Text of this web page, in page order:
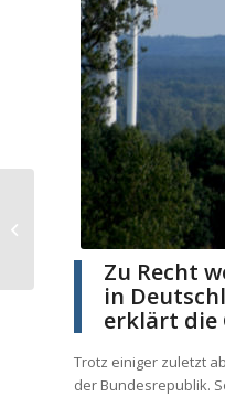
Zu Recht
in
erklärt die
Trotz einiger zuletzt
der Bundesrepublik.
„Next Generation“ –
Intelligente-
Multifunktionale-
Sensoren